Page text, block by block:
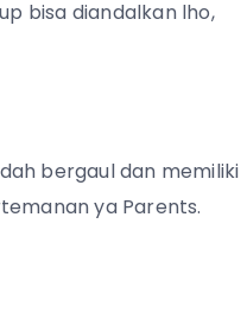
bisa diandalkan lho,
bergaul dan memiliki
ya Parents.